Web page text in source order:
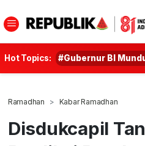
Hot Topics: #Gubernur BI
Ramadhan Kabar Ramadhan
Disdukcapil